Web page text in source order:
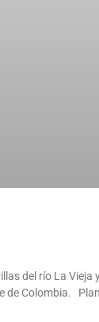
del río La Vieja
de Colombia.